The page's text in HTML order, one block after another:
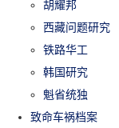
胡耀邦
西藏问题研究
铁路华工
韩国研究
魁省统独
致命车祸档案